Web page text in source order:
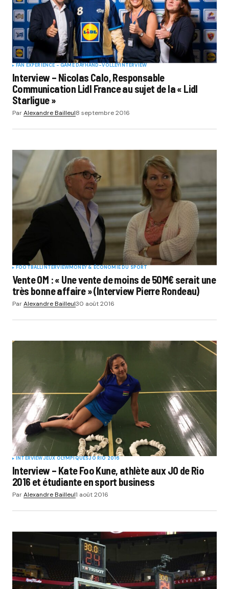
FAN EXPERIENCE - GAME DAYHAND-VOLLEYINTERVIEW
Interview – Nicolas Calo, Responsable
Communication Lidl France au sujet de la « Lidl
Starligue »
ParAlexandre Bailleul8 septembre 2016
FOOTBALLINTERVIEWMONEY & ÉCONOMIE DU SPORT
Vente OM : « Une vente de moins de 50M€ serait une
très bonne affaire » (Interview Pierre Rondeau)
ParAlexandre Bailleul30 août 2016
INTERVIEWJEUX OLYMPIQUESJO RIO 2016
Interview – Kate Foo Kune, athlète aux JO de Rio
2016 et étudiante en sport business
ParAlexandre Bailleul1 août 2016